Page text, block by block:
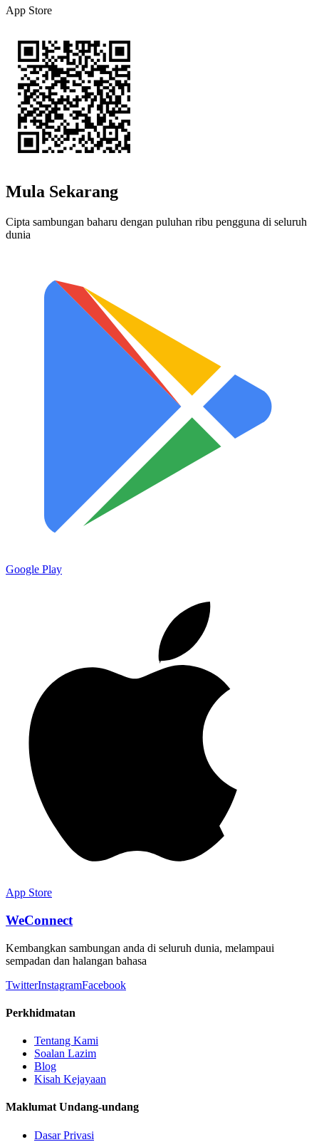
App Store
Mula Sekarang
Cipta sambungan baharu dengan puluhan ribu pengguna di seluruh
dunia
Google Play
App Store
WeConnect
Kembangkan sambungan anda di seluruh dunia, melampaui
sempadan dan halangan bahasa
TwitterInstagramFacebook
Perkhidmatan
Tentang Kami
Soalan Lazim
Blog
Kisah Kejayaan
Maklumat Undang-undang
Dasar Privasi